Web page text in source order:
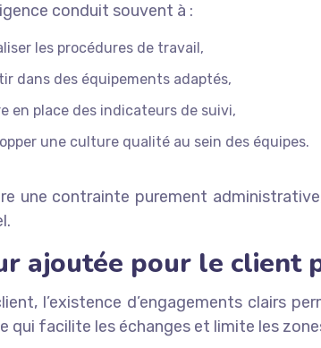
conduit souvent à :
les procédures de travail,
dans des équipements adaptés,
en place des indicateurs de suivi,
une culture qualité au sein des équipes.
une contrainte purement
ajoutée pour le client
l’existence d’engagements clairs
qui facilite les échanges et limite les